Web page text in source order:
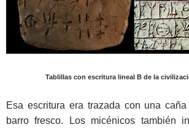
Tablillas con escritura lineal B de la
Esa escritura era trazada con una
barro fresco. Los micénicos también